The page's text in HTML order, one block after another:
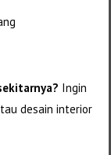
Ingin
desain interior